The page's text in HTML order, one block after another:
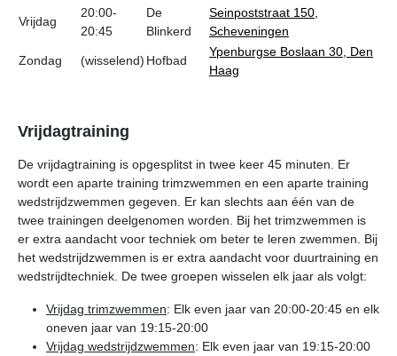
Vrijdag
20:00-
20:45
De
Blinkerd
Seinpoststraat 150,
Scheveningen
Zondag (wisselend) Hofbad
Ypenburgse Boslaan 30, Den
Haag
Vrijdagtraining
De vrijdagtraining is opgesplitst in twee keer 45 minuten. Er
wordt een aparte training trimzwemmen en een aparte training
wedstrijdzwemmen gegeven. Er kan slechts aan één van de
twee trainingen deelgenomen worden. Bij het trimzwemmen is
er extra aandacht voor techniek om beter te leren zwemmen. Bij
het wedstrijdzwemmen is er extra aandacht voor duurtraining en
wedstrijdtechniek. De twee groepen wisselen elk jaar als volgt:
Vrijdag trimzwemmen: Elk even jaar van 20:00-20:45 en elk
oneven jaar van 19:15-20:00
Vrijdag wedstrijdzwemmen: Elk even jaar van 19:15-20:00